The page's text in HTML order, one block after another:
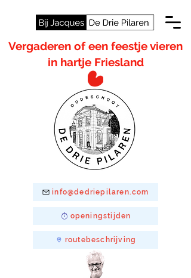
info@dedriepilaren.com
Vergaderen of een feestje vieren
in hartje Friesland
routebeschrijving
openingstijden